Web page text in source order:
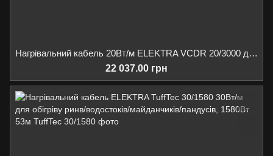
Нагрівальний кабель 20Вт/м ELEKTRA VCDR 20/3000 для обігріву ринв/водостоків/даху, 3000Вт 150м
22 037.00 грн